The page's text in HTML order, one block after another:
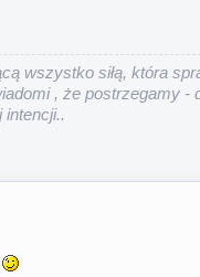
wszystko siłą, która
, że postrzegamy -
intencji..